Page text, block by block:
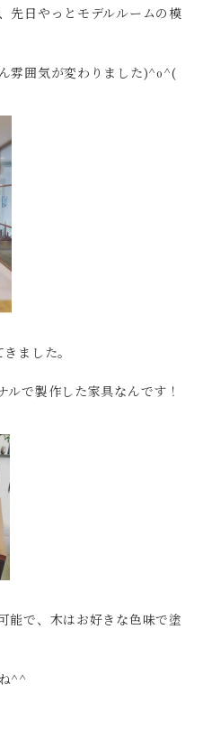
先日やっとモデルルームの模
雰囲気が変わりました)^o^(
ました。
ルで製作した家具なんです！
能で、木はお好きな色味で塗
^^